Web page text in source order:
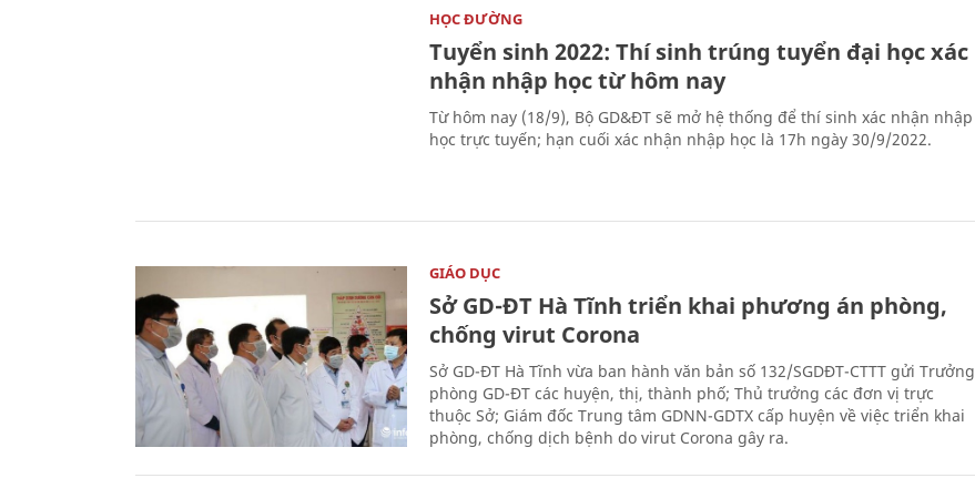
HỌC ĐƯỜNG
Tuyển sinh 2022: Thí sinh trúng tuyển đại học xác
nhận nhập học từ hôm nay
Từ hôm nay (18/9), Bộ GD&ĐT sẽ mở hệ thống để thí sinh xác nhận nhập
học trực tuyến; hạn cuối xác nhận nhập học là 17h ngày 30/9/2022.
GIÁO DỤC
Sở GD-ĐT Hà Tĩnh triển khai phương án phòng,
chống virut Corona
Sở GD-ĐT Hà Tĩnh vừa ban hành văn bản số 132/SGDĐT-CTTT gửi Trưởng
phòng GD-ĐT các huyện, thị, thành phố; Thủ trưởng các đơn vị trực
thuộc Sở; Giám đốc Trung tâm GDNN-GDTX cấp huyện về việc triển khai
phòng, chống dịch bệnh do virut Corona gây ra.